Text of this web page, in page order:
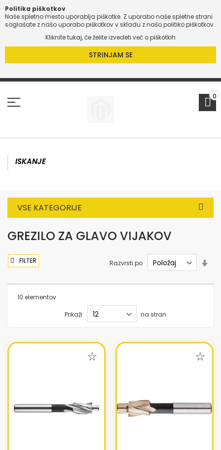
Politika piškotkov
Naše spletno mesto uporablja piškotke. Z uporabo naše spletne strani
soglašate z našo uporabo piškotkov v skladu z našo politiko piškotkov.
Kliknite tukaj, če želite izvedeti več o piškotkih
STRINJAM SE
Preskoči
0
VSE KATEGORIJE
GREZILO ZA GLAVO VIJAKOV
10 elementov
Prikaži na stran
Razvrsti po
FILTER